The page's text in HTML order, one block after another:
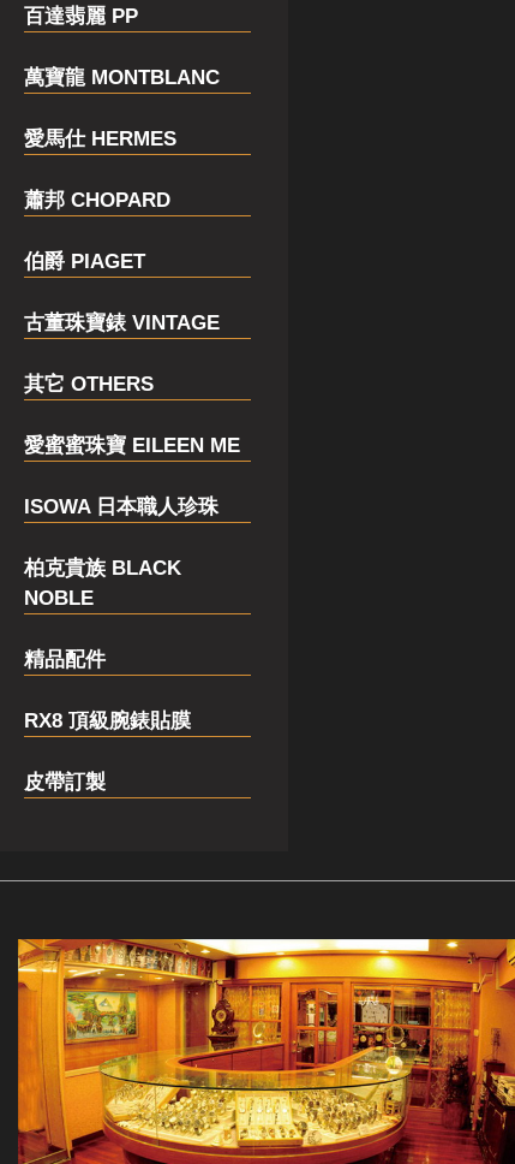
百達翡麗 PP
萬寶龍 MONTBLANC
愛馬仕 HERMES
蕭邦 CHOPARD
伯爵 PIAGET
古董珠寶錶 VINTAGE
其它 OTHERS
愛蜜蜜珠寶 EILEEN ME
ISOWA 日本職人珍珠
柏克貴族 BLACK
NOBLE
精品配件
RX8 頂級腕錶貼膜
皮帶訂製